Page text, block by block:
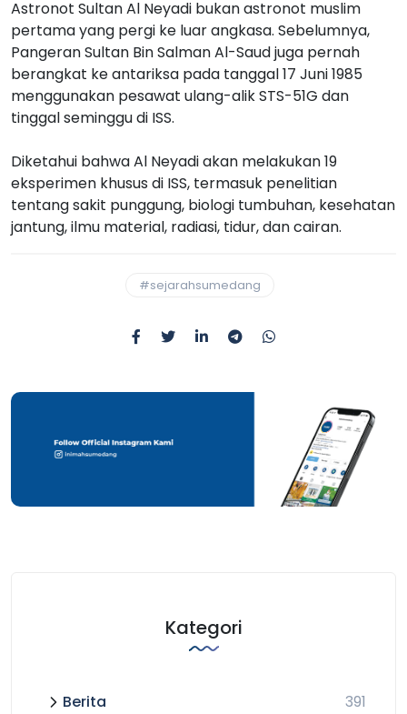
Astronot Sultan Al Neyadi bukan astronot muslim
pertama yang pergi ke luar angkasa. Sebelumnya,
Pangeran Sultan Bin Salman Al-Saud juga pernah
berangkat ke antariksa pada tanggal 17 Juni 1985
menggunakan pesawat ulang-alik STS-51G dan
tinggal seminggu di ISS.
Diketahui bahwa Al Neyadi akan melakukan 19
eksperimen khusus di ISS, termasuk penelitian
tentang sakit punggung, biologi tumbuhan, kesehatan
jantung, ilmu material, radiasi, tidur, dan cairan.
#sejarahsumedang
Kategori
Berita 391